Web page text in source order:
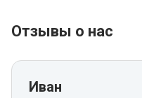
Отзывы о нас
Иван